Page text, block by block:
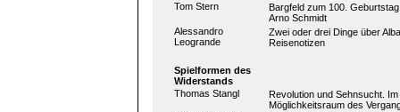
Tom Stern
Bargfeld zum 100.
Arno Schmidt
Alessandro
Leogrande
Zwei oder drei Dinge über
Reisenotizen
Spielformen des
Widerstands
Thomas Stangl
Revolution und Sehnsucht. Im
Möglichkeitsraum des